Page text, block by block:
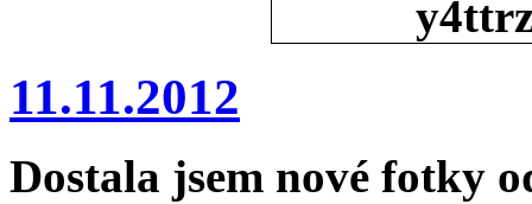
11.11.2012
Dostala jsem nové fotky